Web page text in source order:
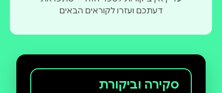
דעתכם ועזרו לקוראים הבאים
סקירה וביקורת